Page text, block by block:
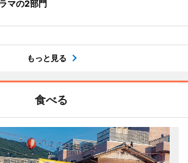
マの2部門
もっと見る
食べる